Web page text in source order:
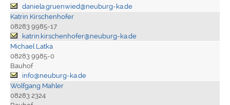
daniela.gruenwied@neuburg-ka.de
Katrin Kirschenhofer
08283 9985-17
katrin.kirschenhofer@neuburg-ka.de
Michael Latka
08283 9985-0
Bauhof
info@neuburg-ka.de
Wolfgang Mahler
08283 2324